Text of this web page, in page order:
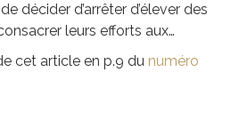
décider d’arrêter d’élever des
leurs efforts aux…
cet article en p.9 du numéro